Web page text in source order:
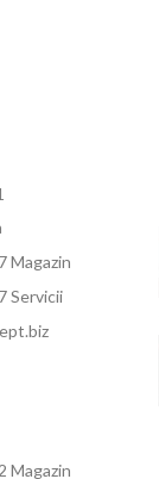
Magazin
Servicii
Magazin